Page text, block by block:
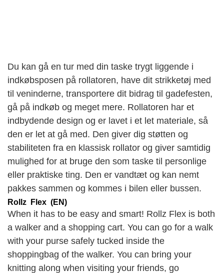
Du kan gå en tur med din taske trygt liggende i
indkøbsposen på rollatoren, have dit strikketøj med
til veninderne, transportere dit bidrag til gadefesten,
gå på indkøb og meget mere. Rollatoren har et
indbydende design og er lavet i et let materiale, så
den er let at gå med. Den giver dig støtten og
stabiliteten fra en klassisk rollator og giver samtidig
mulighed for at bruge den som taske til personlige
eller praktiske ting. Den er vandtæt og kan nemt
pakkes sammen og kommes i bilen eller bussen.
Rollz Flex (EN)
When it has to be easy and smart! Rollz Flex is both
a walker and a shopping cart. You can go for a walk
with your purse safely tucked inside the
shoppingbag of the walker. You can bring your
knitting along when visiting your friends, go